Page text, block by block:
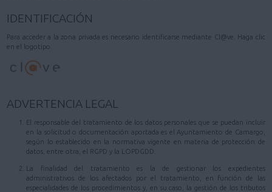
VALIDACIÓN DE DOCUMENTOS
AYUDA
IDENTIFICACIÓN
Para acceder a la zona privada es necesario identificarse mediante Cl@ve. Haga clic
en el logotipo.
ADVERTENCIA LEGAL
El responsable del tratamiento de los datos personales que se puedan incluir
en la solicitud o documentación aportada es el Ayuntamiento de Camargo,
según lo establecido en la normativa vigente en materia de protección de
datos, entre otra, el RGPD y la LOPDGDD.
La finalidad del tratamiento es la de gestionar los expedientes
administrativos de los afectados por el tratamiento, en función de las
especialidades de los procedimientos y, en su caso, la gestión de los tributos